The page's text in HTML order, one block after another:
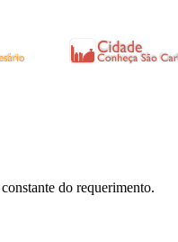
do requerimento.